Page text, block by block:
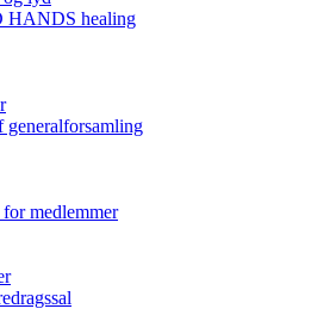
HANDS healing
generalforsamling
medlemmer